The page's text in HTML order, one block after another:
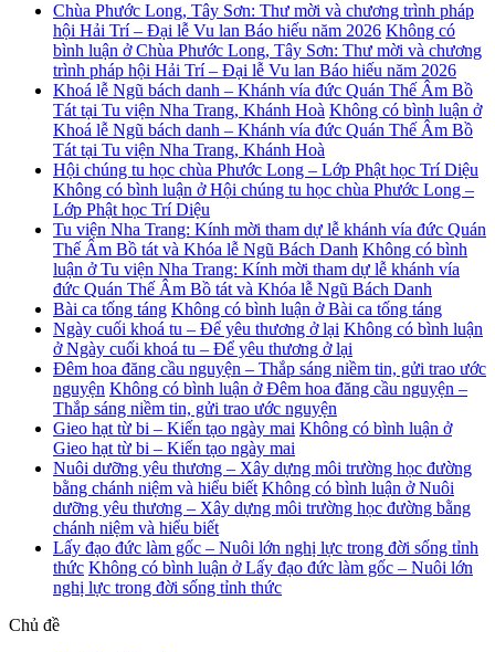
Chùa Phước Long, Tây Sơn: Thư mời và chương trình pháp
hội Hải Trí – Đại lễ Vu lan Báo hiếu năm 2026 Không có
bình luận ở Chùa Phước Long, Tây Sơn: Thư mời và chương
trình pháp hội Hải Trí – Đại lễ Vu lan Báo hiếu năm 2026
Khoá lễ Ngũ bách danh – Khánh vía đức Quán Thế Âm Bồ
Tát tại Tu viện Nha Trang, Khánh Hoà Không có bình luận ở
Khoá lễ Ngũ bách danh – Khánh vía đức Quán Thế Âm Bồ
Tát tại Tu viện Nha Trang, Khánh Hoà
Hội chúng tu học chùa Phước Long – Lớp Phật học Trí Diệu
Không có bình luận ở Hội chúng tu học chùa Phước Long –
Lớp Phật học Trí Diệu
Tu viện Nha Trang: Kính mời tham dự lễ khánh vía đức Quán
Thế Âm Bồ tát và Khóa lễ Ngũ Bách Danh Không có bình
luận ở Tu viện Nha Trang: Kính mời tham dự lễ khánh vía
đức Quán Thế Âm Bồ tát và Khóa lễ Ngũ Bách Danh
Bài ca tống táng Không có bình luận ở Bài ca tống táng
Ngày cuối khoá tu – Để yêu thương ở lại Không có bình luận
ở Ngày cuối khoá tu – Để yêu thương ở lại
Đêm hoa đăng cầu nguyện – Thắp sáng niềm tin, gửi trao ước
nguyện Không có bình luận ở Đêm hoa đăng cầu nguyện –
Thắp sáng niềm tin, gửi trao ước nguyện
Gieo hạt từ bi – Kiến tạo ngày mai Không có bình luận ở
Gieo hạt từ bi – Kiến tạo ngày mai
Nuôi dưỡng yêu thương – Xây dựng môi trường học đường
bằng chánh niệm và hiểu biết Không có bình luận ở Nuôi
dưỡng yêu thương – Xây dựng môi trường học đường bằng
chánh niệm và hiểu biết
Lấy đạo đức làm gốc – Nuôi lớn nghị lực trong đời sống tỉnh
thức Không có bình luận ở Lấy đạo đức làm gốc – Nuôi lớn
nghị lực trong đời sống tỉnh thức
Chủ đề